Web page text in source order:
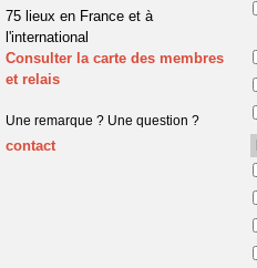
75 lieux en France et à
l'international
Consulter la carte des membres
et relais
Une remarque ? Une question ?
contact